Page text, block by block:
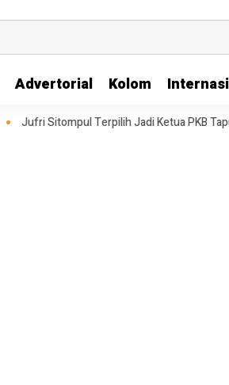
Advertorial Kolom
Jadi Ketua PKB Taput: Memperkuat